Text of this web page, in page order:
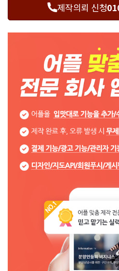
제작의뢰 신청